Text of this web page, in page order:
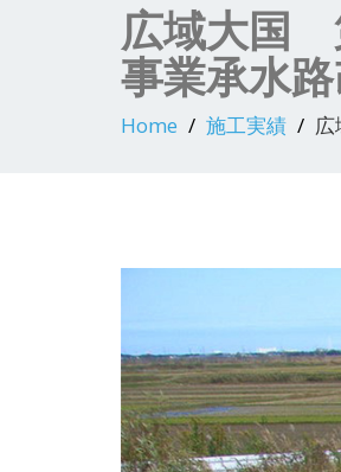
広域大国
事業承水
Home 施工実績